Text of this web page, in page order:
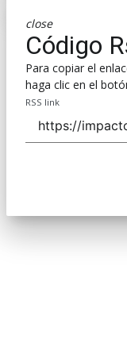
close
Código
Para copiar el
haga clic en el
RSS link